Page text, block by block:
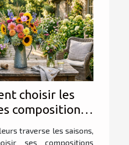
choisir les
compositions
pour chaque
?
traverse les saisons,
ses compositions